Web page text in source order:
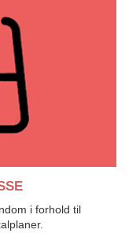
i forhold til